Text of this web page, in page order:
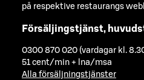
på respektive restaurangs
Försäljingstjänst,
0300 870 020 (vardagar kl.
51 cent/min + lna/msa
Alla försäljningstjänster